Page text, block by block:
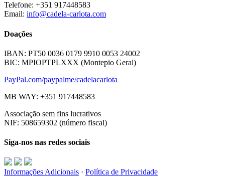
Telefone: +351 917448583
Email: info@cadela-carlota.com
Doações
IBAN: PT50 0036 0179 9910 0053 24002
BIC: MPIOPTPLXXX (Montepio Geral)
PayPal.com/paypalme/cadelacarlota
MB WAY: +351 917448583
Associação sem fins lucrativos
NIF: 508659302 (número fiscal)
Siga-nos nas redes sociais
Informações Adicionais · Política de Privacidade